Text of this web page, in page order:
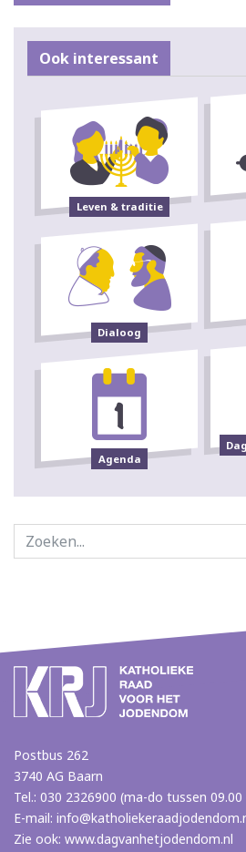
Ook interessant
Leven & traditie
Dialoog
Agenda
Postbus 262
3740 AG Baarn
Tel.: 030 2326900 (ma-do tussen
E-mail:
Zie ook: www.dagvanhetjodendom.nl